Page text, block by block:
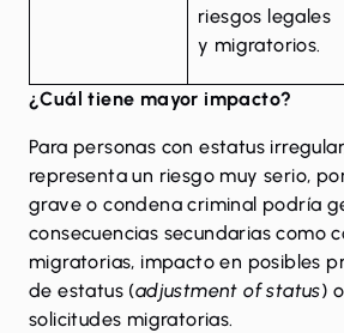
riesgos legales
y migratorios.
¿Cuál tiene mayor impacto?
Para personas con estatus
representa un riesgo muy serio,
grave o condena criminal podría
consecuencias secundarias como
migratorias, impacto en posibles
de estatus (adjustment of status)
solicitudes migratorias.